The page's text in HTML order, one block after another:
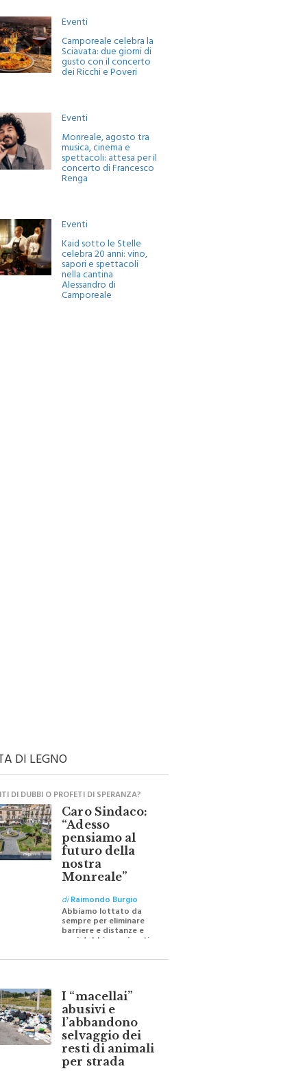
Eventi
Camporeale celebra la
Sciavata: due giorni di
gusto con il concerto
dei Ricchi e Poveri
Eventi
Monreale, agosto tra
musica, cinema e
spettacoli: attesa per il
concerto di Francesco
Renga
Eventi
Kaid sotto le Stelle
celebra 20 anni: vino,
sapori e spettacoli
nella cantina
Alessandro di
Camporeale
DI LEGNO
DI DUBBI O PROFETI DI SPERANZA?
Caro Sindaco:
“Adesso
pensiamo al
futuro della
nostra
Monreale”
diRaimondo Burgio
Abbiamo lottato da
sempre per eliminare
barriere e distanze e
per ricostruire certezze
I “macellai”
abusivi e
l’abbandono
selvaggio dei
resti di animali